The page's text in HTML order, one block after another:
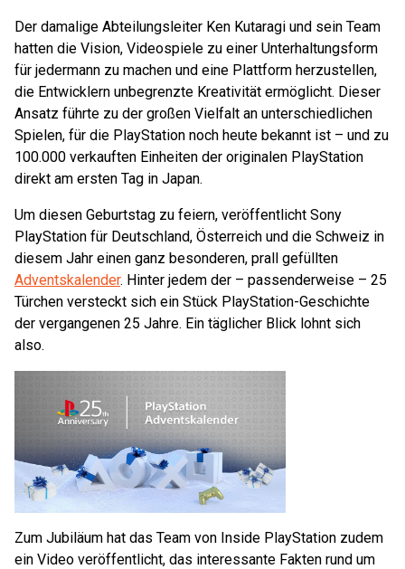
Der damalige Abteilungsleiter Ken Kutaragi und sein Team
hatten die Vision, Videospiele zu einer Unterhaltungsform
für jedermann zu machen und eine Plattform herzustellen,
die Entwicklern unbegrenzte Kreativität ermöglicht. Dieser
Ansatz führte zu der großen Vielfalt an unterschiedlichen
Spielen, für die PlayStation noch heute bekannt ist – und zu
100.000 verkauften Einheiten der originalen PlayStation
direkt am ersten Tag in Japan.
Um diesen Geburtstag zu feiern, veröffentlicht Sony
PlayStation für Deutschland, Österreich und die Schweiz in
diesem Jahr einen ganz besonderen, prall gefüllten
Adventskalender. Hinter jedem der – passenderweise – 25
Türchen versteckt sich ein Stück PlayStation-Geschichte
der vergangenen 25 Jahre. Ein täglicher Blick lohnt sich
also.
Zum Jubiläum hat das Team von Inside PlayStation zudem
ein Video veröffentlicht, das interessante Fakten rund um